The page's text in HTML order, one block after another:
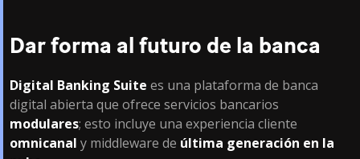
Dar forma al futuro de la banca
Digital Banking Suite es una plataforma de banca
digital abierta que ofrece servicios bancarios
modulares; esto incluye una experiencia cliente
omnicanal y middleware de última generación en la